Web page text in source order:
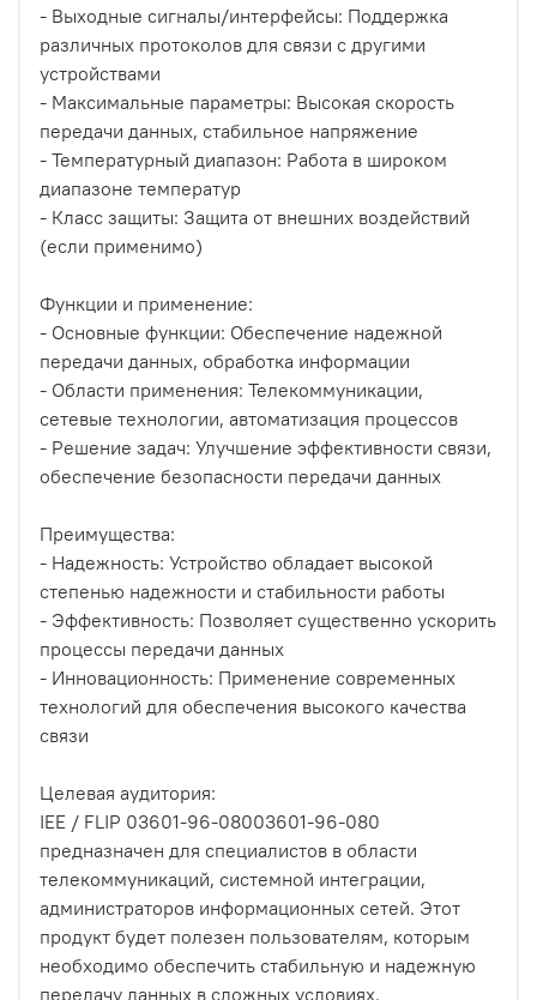
- Выходные сигналы/интерфейсы: Поддержка
различных протоколов для связи с другими
устройствами
- Максимальные параметры: Высокая скорость
передачи данных, стабильное напряжение
- Температурный диапазон: Работа в широком
диапазоне температур
- Класс защиты: Защита от внешних воздействий
(если применимо)
Функции и применение:
- Основные функции: Обеспечение надежной
передачи данных, обработка информации
- Области применения: Телекоммуникации,
сетевые технологии, автоматизация процессов
- Решение задач: Улучшение эффективности связи,
обеспечение безопасности передачи данных
Преимущества:
- Надежность: Устройство обладает высокой
степенью надежности и стабильности работы
- Эффективность: Позволяет существенно ускорить
процессы передачи данных
- Инновационность: Применение современных
технологий для обеспечения высокого качества
связи
Целевая аудитория:
IEE / FLIP 03601-96-08003601-96-080
предназначен для специалистов в области
телекоммуникаций, системной интеграции,
администраторов информационных сетей. Этот
продукт будет полезен пользователям, которым
необходимо обеспечить стабильную и надежную
передачу данных в сложных условиях.